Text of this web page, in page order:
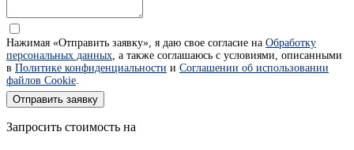
Нажимая «Отправить заявку», я даю свое согласие на Обработку
персональных данных, а также соглашаюсь с условиями, описанными
в Политике конфиденциальности и Соглашении об использовании
файлов Cookie.
Отправить заявку
Запросить стоимость на